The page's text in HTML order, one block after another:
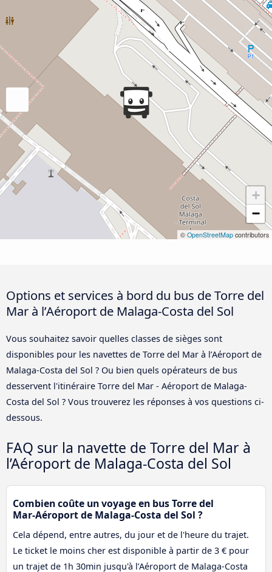
+
−
© OpenStreetMap contributors
Options et services à bord du bus de Torre del
Mar à l’Aéroport de Malaga-Costa del Sol
Vous souhaitez savoir quelles classes de sièges sont
disponibles pour les navettes de Torre del Mar à l’Aéroport de
Malaga-Costa del Sol ? Ou bien quels opérateurs de bus
desservent l'itinéraire Torre del Mar - Aéroport de Malaga-
Costa del Sol ? Vous trouverez les réponses à vos questions ci-
dessous.
FAQ sur la navette de Torre del Mar à
l’Aéroport de Malaga-Costa del Sol
Combien coûte un voyage en bus Torre del
Mar-Aéroport de Malaga-Costa del Sol ?
Cela dépend, entre autres, du jour et de l'heure du trajet.
Le ticket le moins cher est disponible à partir de 3 € pour
un trajet de 1h 30min jusqu'à l’Aéroport de Malaga-Costa